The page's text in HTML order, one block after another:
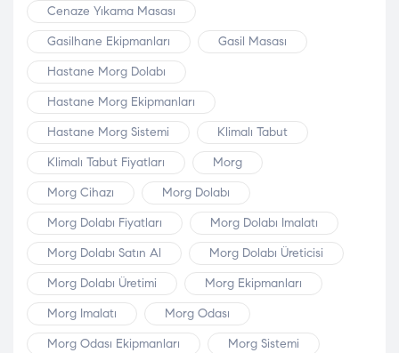
Cenaze Yıkama Masası
Gasilhane Ekipmanları
Gasil Masası
Hastane Morg Dolabı
Hastane Morg Ekipmanları
Hastane Morg Sistemi
Klimalı Tabut
Klimalı Tabut Fiyatları
Morg
Morg Cihazı
Morg Dolabı
Morg Dolabı Fiyatları
Morg Dolabı Imalatı
Morg Dolabı Satın Al
Morg Dolabı Üreticisi
Morg Dolabı Üretimi
Morg Ekipmanları
Morg Imalatı
Morg Odası
Morg Odası Ekipmanları
Morg Sistemi